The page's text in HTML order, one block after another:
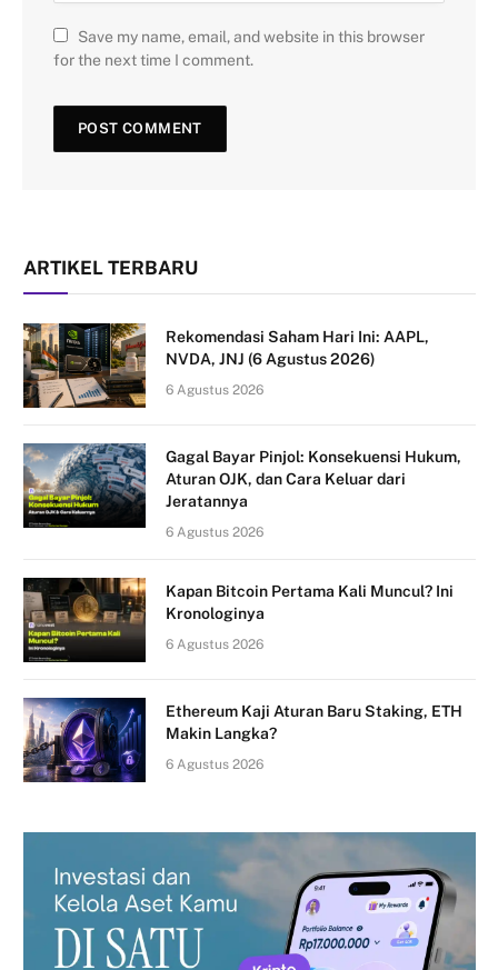
Save my name, email, and website in this browser
for the next time I comment.
ARTIKEL TERBARU
Rekomendasi Saham Hari Ini: AAPL,
NVDA, JNJ (6 Agustus 2026)
6 Agustus 2026
Gagal Bayar Pinjol: Konsekuensi Hukum,
Aturan OJK, dan Cara Keluar dari
Jeratannya
6 Agustus 2026
Kapan Bitcoin Pertama Kali Muncul? Ini
Kronologinya
6 Agustus 2026
Ethereum Kaji Aturan Baru Staking, ETH
Makin Langka?
6 Agustus 2026